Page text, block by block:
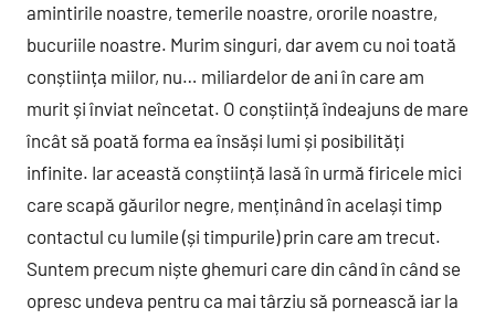
amintirile noastre, temerile noastre, ororile noastre,
bucuriile noastre. Murim singuri, dar avem cu noi toată
conștiința miilor, nu… miliardelor de ani în care am
murit și înviat neîncetat. O conștiință îndeajuns de mare
încât să poată forma ea însăși lumi și posibilități
infinite. Iar această conștiință lasă în urmă firicele mici
care scapă găurilor negre, menținând în același timp
contactul cu lumile (și timpurile) prin care am trecut.
Suntem precum niște ghemuri care din când în când se
opresc undeva pentru ca mai târziu să pornească iar la